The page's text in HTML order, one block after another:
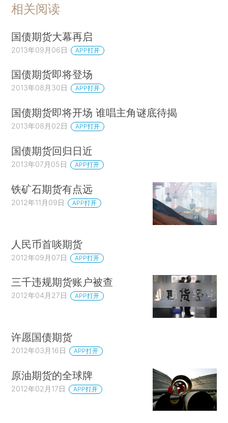
相关阅读
国债期货大幕再启
2013年09月06日 APP打开
国债期货即将登场
2013年08月30日 APP打开
国债期货即将开场 谁唱主角谜底待揭
2013年08月02日 APP打开
国债期货回归日近
2013年07月05日 APP打开
铁矿石期货有点远
2012年11月09日 APP打开
人民币首啖期货
2012年09月07日 APP打开
三千违规期货账户被查
2012年04月27日 APP打开
许愿国债期货
2012年03月16日 APP打开
原油期货的全球牌
2012年02月17日 APP打开